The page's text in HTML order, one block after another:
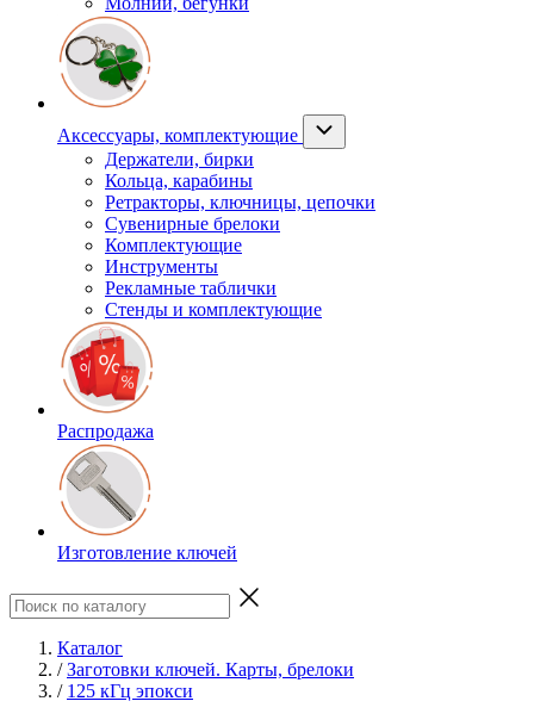
Аксессуары, комплектующие
Держатели, бирки
Кольца, карабины
Ретракторы, ключницы, цепочки
Сувенирные брелоки
Комплектующие
Инструменты
Рекламные таблички
Стенды и комплектующие
Распродажа
Изготовление ключей
Каталог
/ Заготовки ключей. Карты, брелоки
/ 125 кГц эпокси